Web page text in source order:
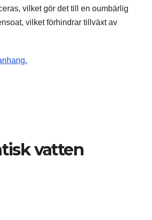
vilket gör det till en oumbärlig
vilket förhindrar tillväxt av
vatten